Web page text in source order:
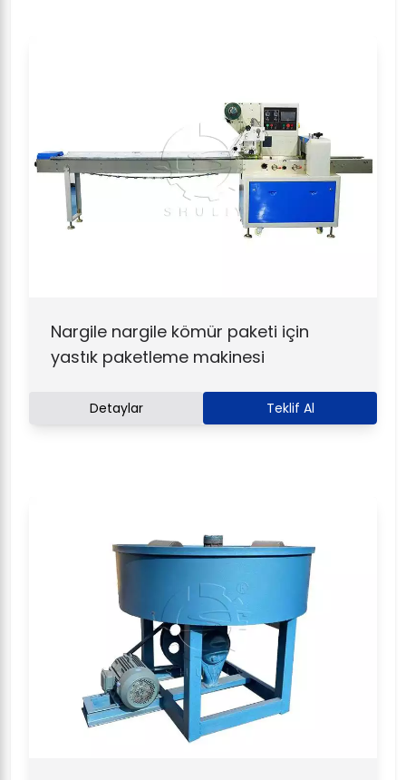
Nargile nargile kömür paketi için
yastık paketleme makinesi
Detaylar Teklif Al